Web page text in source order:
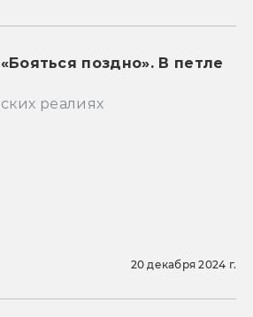
поздно». В петле
реалиях
20 декабря 2024 г.